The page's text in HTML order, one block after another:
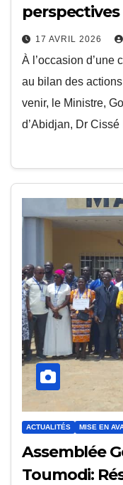
17 AVRIL 2026
À l’occasion d’une
au bilan des
venir, le Ministre,
d’Abidjan, Dr
ACTUALITÉS MISE EN
Assemblée
Toumodi: